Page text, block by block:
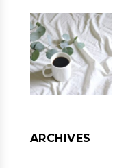
ARCHIVES